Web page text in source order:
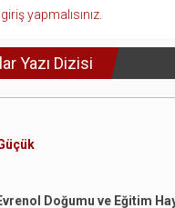
giriş yapmalısınız.
Yazı Dizisi
Doğumu ve Eğitim